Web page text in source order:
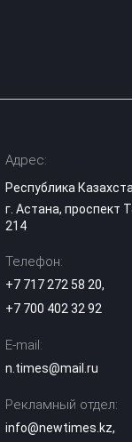
Адрес:
Республика
г. Астана, проспект
214
Телефон:
+7 717 272 58 20,
+7 700 402 32 92
E-mail:
n.times@mail.ru
Рекламный отдел:
info@newtimes.kz,